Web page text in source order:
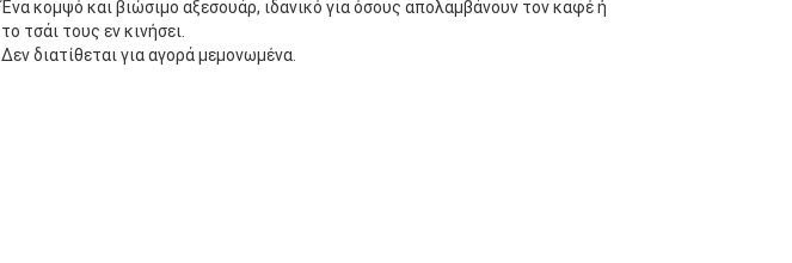
Ένα κομψό και βιώσιμο αξεσουάρ, ιδανικό για όσους απολαμβάνουν τον καφέ ή
το τσάι τους εν κινήσει.
Δεν διατίθεται για αγορά μεμονωμένα.